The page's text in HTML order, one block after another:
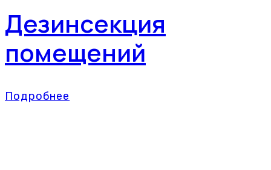
Дезинсекция
помещений
Подробнее